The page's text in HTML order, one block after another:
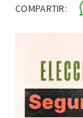
COMPARTIR: